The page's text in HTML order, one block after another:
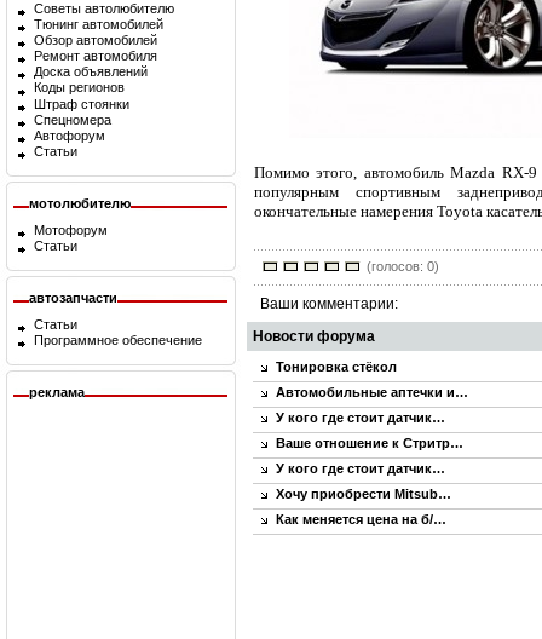
Советы автолюбителю
Тюнинг автомобилей
Обзор автомобилей
Ремонт автомобиля
Доска объявлений
Коды регионов
Штраф стоянки
Спецномера
Автофорум
Статьи
мотолюбителю
Мотофорум
Статьи
автозапчасти
Статьи
Программное обеспечение
реклама
Помимо этого, автомобиль Mazda RX-
популярным спортивным
окончательные намерения Toyota
(голосов: 0)
Ваши комментарии:
Новости форума
Тонировка стёкол
Автомобильные аптечки и…
У кого где стоит датчик…
Ваше отношение к Стритр…
У кого где стоит датчик…
Хочу приобрести Mitsub…
Как меняется цена на б/…